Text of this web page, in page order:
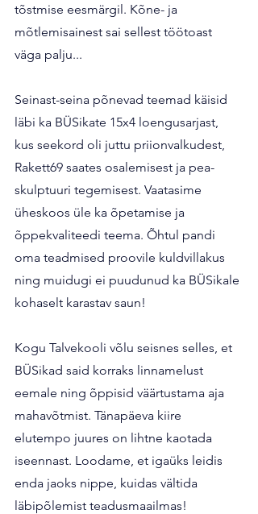
tõstmise eesmärgil. Kõne- ja
mõtlemisainest sai sellest töötoast
väga palju...
Seinast-seina põnevad teemad käisid
läbi ka BÜSikate 15x4 loengusarjast,
kus seekord oli juttu priionvalkudest,
Rakett69 saates osalemisest ja pea-
skulptuuri tegemisest. Vaatasime
üheskoos üle ka õpetamise ja
õppekvaliteedi teema. Õhtul pandi
oma teadmised proovile kuldvillakus
ning muidugi ei puudunud ka BÜSikale
kohaselt karastav saun!
Kogu Talvekooli võlu seisnes selles, et
BÜSikad said korraks linnamelust
eemale ning õppisid väärtustama aja
mahavõtmist. Tänapäeva kiire
elutempo juures on lihtne kaotada
iseennast. Loodame, et igaüks leidis
enda jaoks nippe, kuidas vältida
läbipõlemist teadusmaailmas!